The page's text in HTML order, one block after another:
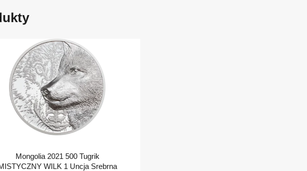
Mongolia 2021 500 Tugrik
WILK 1 Uncja Srebrna